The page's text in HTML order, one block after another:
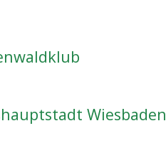
Wiesbaden